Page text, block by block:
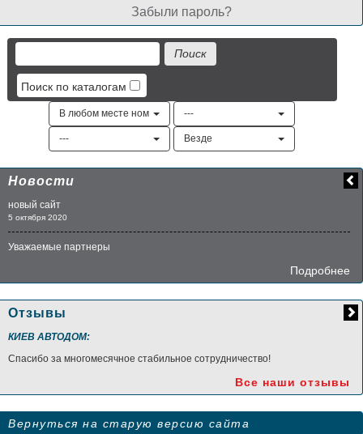
Забыли пароль?
Новости
новый сайт
5 октября 2020
Уважаемые партнеры
Подробнее
Отзывы
КИЕВ АВТОДОМ:
Спасибо за многомесячное стабильное сотрудничество!
Все наши отзывы
Вернуться на старую версию сайта
Поиск по каталогам
В любом месте номера ---
--- Везде